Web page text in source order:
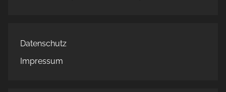
Datenschutz
Impressum